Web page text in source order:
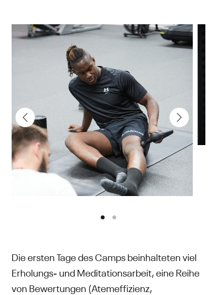
Die ersten Tage des Camps beinhalteten viel
Erholungs- und Meditationsarbeit, eine Reihe
von Bewertungen (Atemeffizienz,